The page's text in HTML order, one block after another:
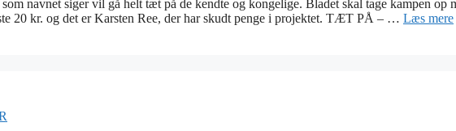
navnet siger vil gå helt tæt på de kendte og kongelige. Bladet skal tage kampen op
20 kr. og det er Karsten Ree, der har skudt penge i projektet. TÆT PÅ – … Læs mere